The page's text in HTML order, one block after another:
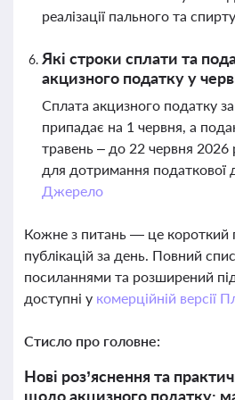
реалізації пального та
Які строки сплати та
акцизного податку у
Сплата акцизного податку
припадає на 1 червня, а
травень – до 22 червня
для дотримання податкової
Джерело
Кожне з питань — це короткий
публікацій за день. Повний
посиланнями та розширений
доступні у комерційній версії
Стисло про головне:
Нові роз’яснення та
щодо акцизного податку: